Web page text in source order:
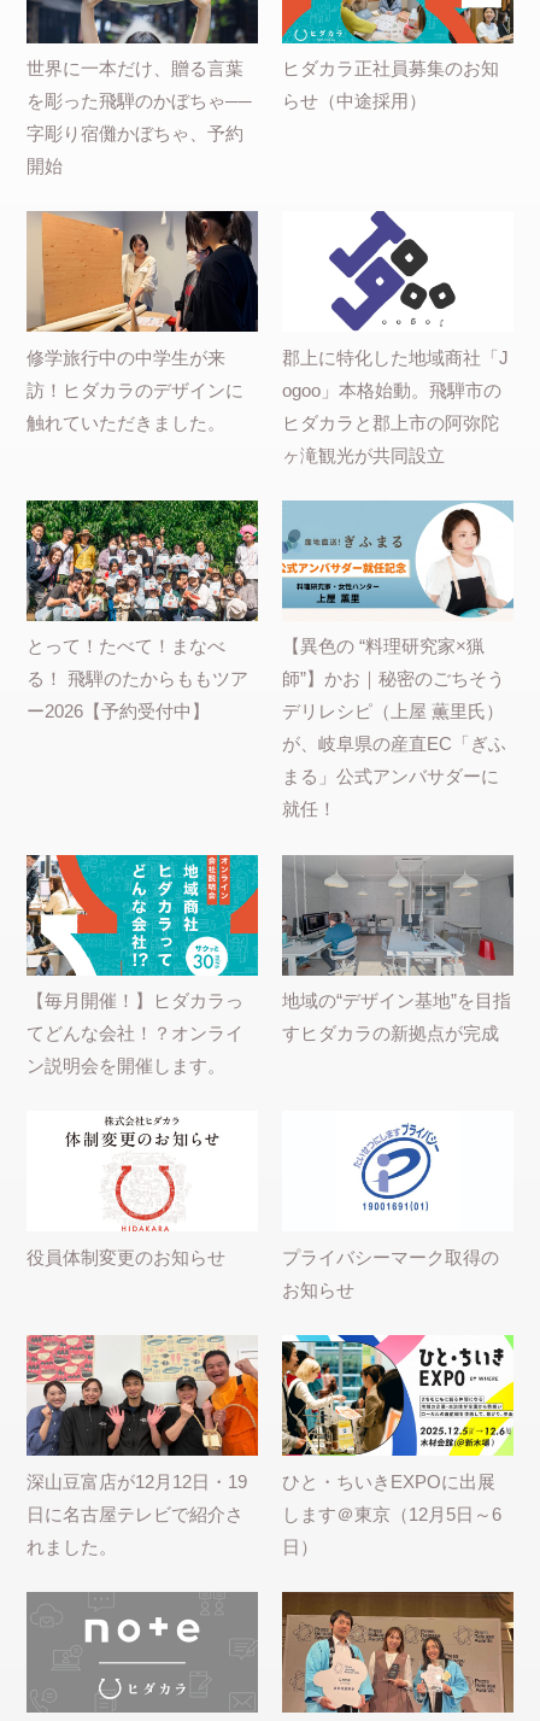
世界に一本だけ、贈る言葉
を彫った飛騨のかぼちゃ──
字彫り宿儺かぼちゃ、予約
開始
ヒダカラ正社員募集のお知
らせ（中途採用）
修学旅行中の中学生が来
訪！ヒダカラのデザインに
触れていただきました。
郡上に特化した地域商社「J
ogoo」本格始動。飛騨市の
ヒダカラと郡上市の阿弥陀
ヶ滝観光が共同設立
とって！たべて！まなべ
る！ 飛騨のたからももツア
ー2026【予約受付中】
【異色の “料理研究家×猟
師”】かお｜秘密のごちそう
デリレシピ（上屋 薫里氏）
が、岐阜県の産直EC「ぎふ
まる」公式アンバサダーに
就任！
【毎月開催！】ヒダカラっ
てどんな会社！？オンライ
ン説明会を開催します。
地域の“デザイン基地”を目指
すヒダカラの新拠点が完成
役員体制変更のお知らせ
プライバシーマーク取得の
お知らせ
深山豆富店が12月12日・19
日に名古屋テレビで紹介さ
れました。
ひと・ちいきEXPOに出展
します＠東京（12月5日～6
日）